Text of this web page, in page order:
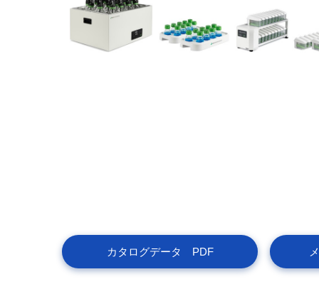
カタログデータ PDF